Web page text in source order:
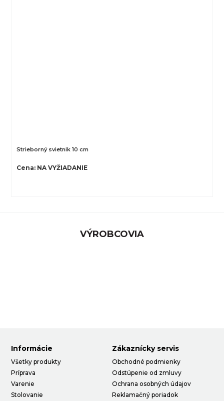
Strieborný svietnik 10 cm
Cena: NA VYŽIADANIE
VÝROBCOVIA
Informácie
Všetky produkty
Príprava
Varenie
Stolovanie
Zákaznícky servis
Obchodné podmienky
Odstúpenie od zmluvy
Ochrana osobných údajov
Reklamačný poriadok